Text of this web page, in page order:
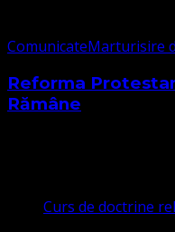
ComunicateMarturisire
Reforma
Rămâne
Curs de doctrine